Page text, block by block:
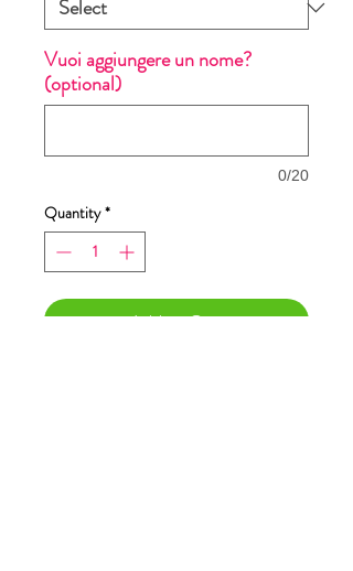
Vuoi aggiungere un nome?
(optional)
0/20
Quantity *
Add to Cart